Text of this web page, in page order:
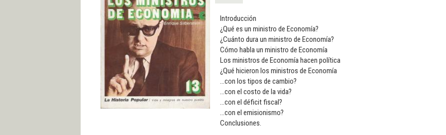
Introducción
¿Qué es un ministro de Economía?
¿Cuánto dura un ministro de Economía?
Cómo habla un ministro de Economía
Los ministros de Economía hacen política
¿Qué hicieron los ministros de Economía
...con los tipos de cambio?
...con el costo de la vida?
...con el déficit fiscal?
...con el emisionismo?
Conclusiones.